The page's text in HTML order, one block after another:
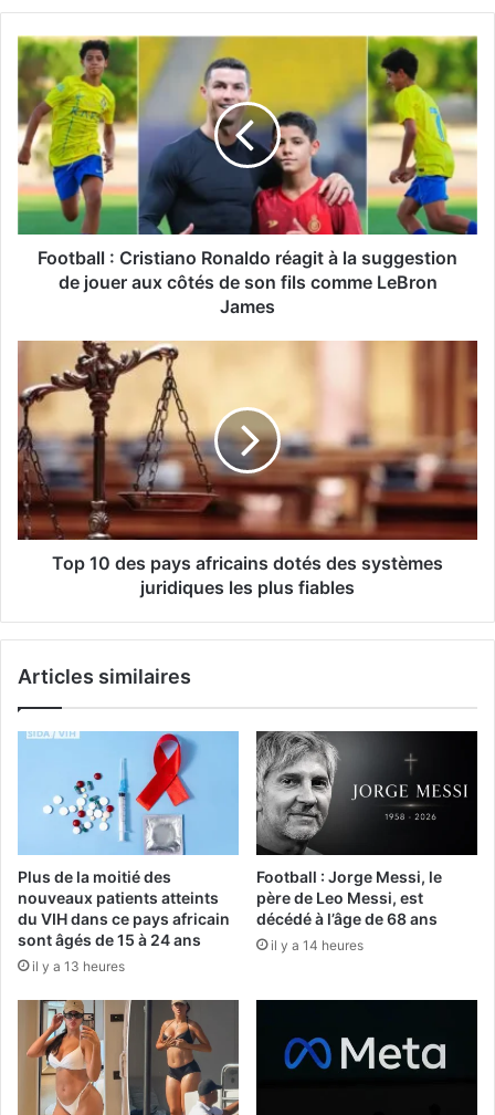
Football : Cristiano Ronaldo réagit à la suggestion
de jouer aux côtés de son fils comme LeBron
James
Top 10 des pays africains dotés des systèmes
juridiques les plus fiables
Articles similaires
Plus de la moitié des
nouveaux patients atteints
du VIH dans ce pays africain
sont âgés de 15 à 24 ans
il y a 13 heures
Football : Jorge Messi, le
père de Leo Messi, est
décédé à l’âge de 68 ans
il y a 14 heures